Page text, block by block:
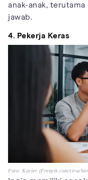
anak-anak,
jawab.
4. Pekerja Keras
Foto: Karier (Freepik.com/